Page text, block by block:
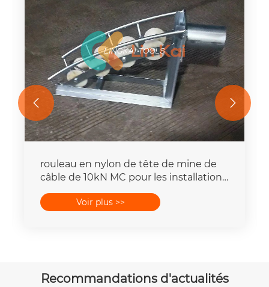
rouleau en nylon de tête de mine de
câble de 10kN MC pour les installations
Voir plus >>
 
Recommandations d'actualités